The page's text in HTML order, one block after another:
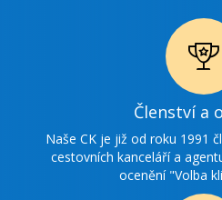
Členství a
Naše CK je již od roku 1991
cestovních kanceláří a
ocenění "Volba